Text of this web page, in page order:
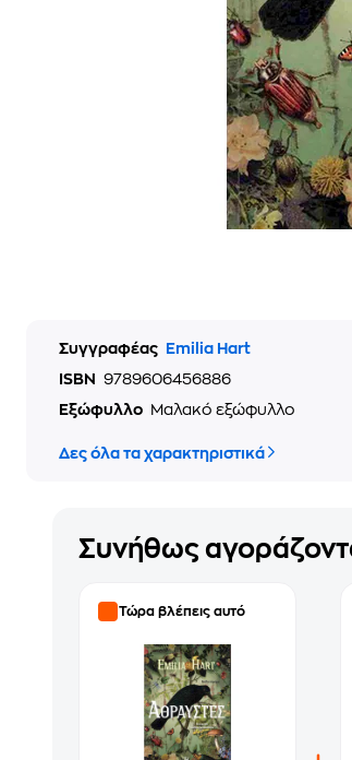
Συγγραφέας Emilia Hart
ISBN
9789606456886
Εξώφυλλο
Μαλακό εξώφυλλο
Δες όλα τα χαρακτηριστικά
Συνήθως
Τώρα βλέπεις αυτό